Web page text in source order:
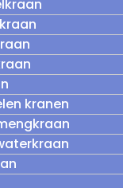
kranen